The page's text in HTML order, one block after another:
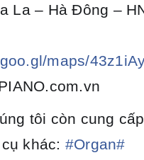
La – Hà Đông –
maps/
tôi còn cung
khác: #Organ#